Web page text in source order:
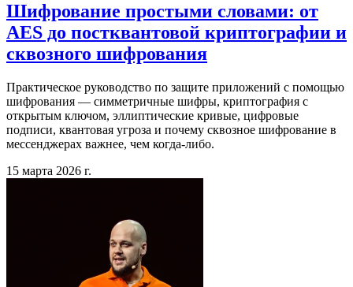
Шифрование простыми словами: от
AES до постквантовой криптографии и
сквозного шифрования
Практическое руководство по защите приложений с помощью
шифрования — симметричные шифры, криптография с
открытым ключом, эллиптические кривые, цифровые
подписи, квантовая угроза и почему сквозное шифрование в
мессенджерах важнее, чем когда-либо.
15 марта 2026 г.